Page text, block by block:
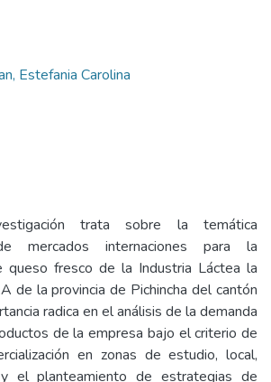
Estefania Carolina
trata sobre la temática
mercados internaciones para la
queso fresco de la Industria Láctea la
de la provincia de Pichincha del cantón
radica en el análisis de la demanda
de la empresa bajo el criterio de
en zonas de estudio, local,
y el planteamiento de estrategias de